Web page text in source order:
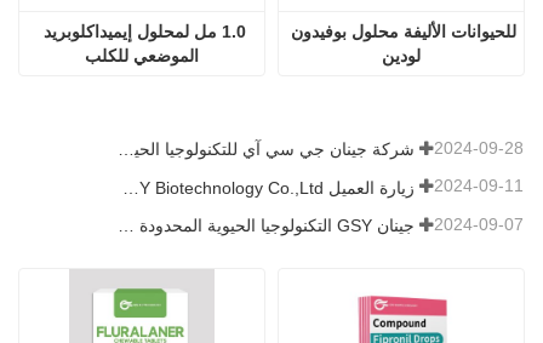
الموضعي للكلب
لودين
شركة جينان جي سي آي للتكنولوجيا الحيوية المحدودة. شاركت في معرض باكستان الدولي للثروة الحيوانية 2024 IPEX 2024-09-28
2024-09-11
2024-09-07